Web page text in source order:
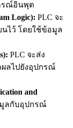
รณ์อินพุต
Logic): PLC จะ
ไว้ โดยใช้ข้อมูล
PLC จะส่ง
ลไปยังอุปกรณ์
and
ลกับอุปกรณ์